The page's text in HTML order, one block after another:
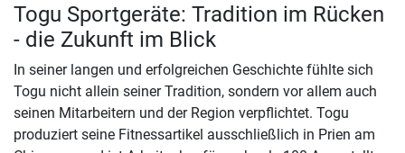
Togu Sportgeräte: Tradition im Rücken
- die Zukunft im Blick
In seiner langen und erfolgreichen Geschichte fühlte sich
Togu nicht allein seiner Tradition, sondern vor allem auch
seinen Mitarbeitern und der Region verpflichtet. Togu
produziert seine Fitnessartikel ausschließlich in Prien am